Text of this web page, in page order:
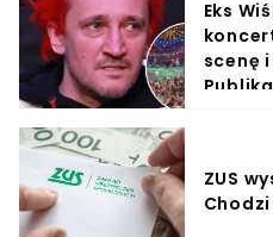
Eks
scenę
ZUS